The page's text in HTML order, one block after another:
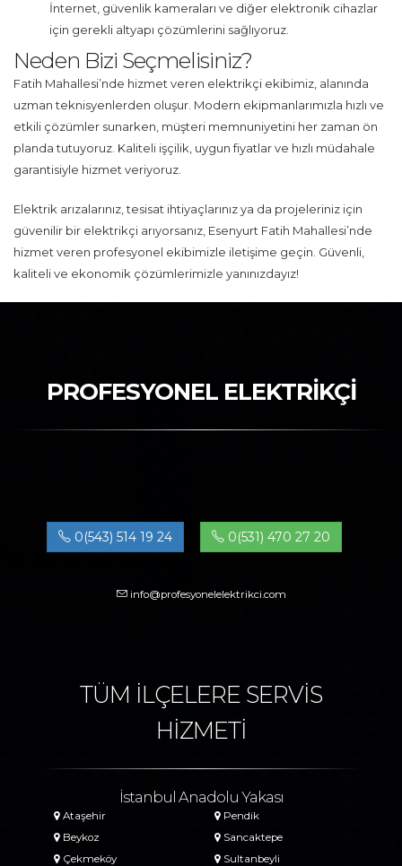
İnternet, güvenlik kameraları ve diğer elektronik cihazlar
için gerekli altyapı çözümlerini sağlıyoruz.
Neden Bizi Seçmelisiniz?
Fatih Mahallesi’nde hizmet veren elektrikçi ekibimiz, alanında
uzman teknisyenlerden oluşur. Modern ekipmanlarımızla hızlı ve
etkili çözümler sunarken, müşteri memnuniyetini her zaman ön
planda tutuyoruz. Kaliteli işçilik, uygun fiyatlar ve hızlı müdahale
garantisiyle hizmet veriyoruz.
Elektrik arızalarınız, tesisat ihtiyaçlarınız ya da projeleriniz için
güvenilir bir elektrikçi arıyorsanız, Esenyurt Fatih Mahallesi’nde
hizmet veren profesyonel ekibimizle iletişime geçin. Güvenli,
kaliteli ve ekonomik çözümlerimizle yanınızdayız!
PROFESYONEL ELEKTRİKÇİ
0(543) 514 19 24 0(531) 470 27 20
info@profesyonelelektrikci.com
TÜM İLÇELERE SERVİS
HİZMETİ
İstanbul Anadolu Yakası
Ataşehir
Beykoz
Çekmeköy
Pendik
Sancaktepe
Sultanbeyli